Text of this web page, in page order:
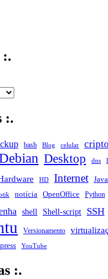
:.
:.
bash Blog celular
Desktop dns
HD Internet Java
notícia OpenOffice Python
shell Shell-script SSH
Versionamento
YouTube
:.